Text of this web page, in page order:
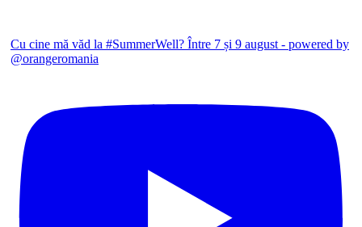
Cu cine mă văd la #SummerWell? Între 7 și 9 august - powered by
@orangeromania